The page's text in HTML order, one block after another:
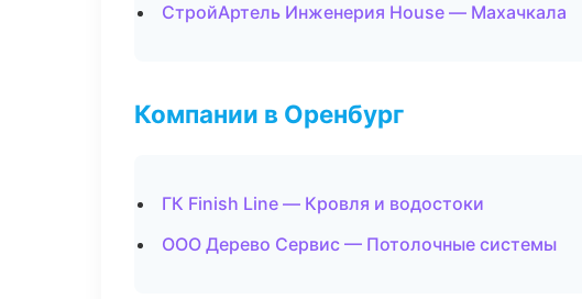
СтройАртель Инженерия House — Махачкала
Компании в Оренбург
ГК Finish Line — Кровля и водостоки
ООО Дерево Сервис — Потолочные системы